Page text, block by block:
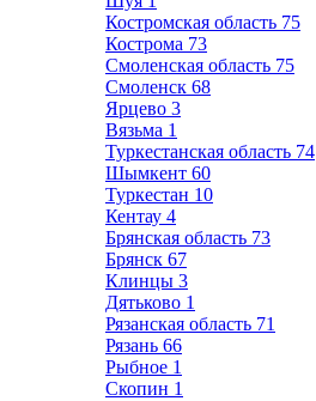
Костромская область 75
Кострома 73
Смоленская область 75
Смоленск 68
Ярцево 3
Вязьма 1
Туркестанская область 74
Шымкент 60
Туркестан 10
Кентау 4
Брянская область 73
Брянск 67
Клинцы 3
Дятьково 1
Рязанская область 71
Рязань 66
Рыбное 1
Скопин 1